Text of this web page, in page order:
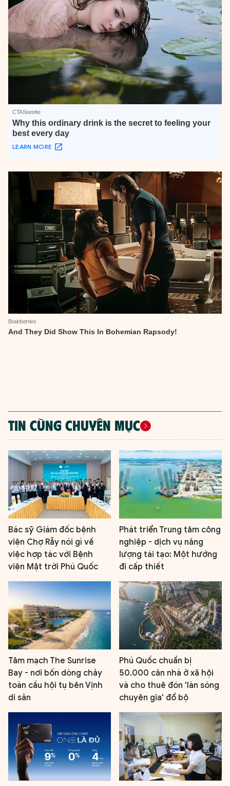
TIN CÙNG CHUYÊN MỤC
Bác sỹ Giám đốc bệnh
viện Chợ Rẫy nói gì về
việc hợp tác với Bệnh
viện Mặt trời Phú Quốc
Phát triển Trung tâm công
nghiệp - dịch vụ năng
lượng tái tạo: Một hướng
đi cấp thiết
Tâm mạch The Sunrise
Bay - nơi bốn dòng chảy
toàn cầu hội tụ bên Vịnh
di sản
Phú Quốc chuẩn bị
50.000 căn nhà ở xã hội
và cho thuê đón 'làn sóng
chuyên gia' đổ bộ